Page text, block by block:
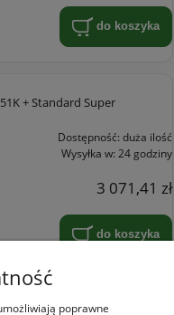
do koszyka
+ Standard Super
Dostępność: duża ilość
Wysyłka w: 24 godziny
3 071,41 zł
do koszyka
poprawne